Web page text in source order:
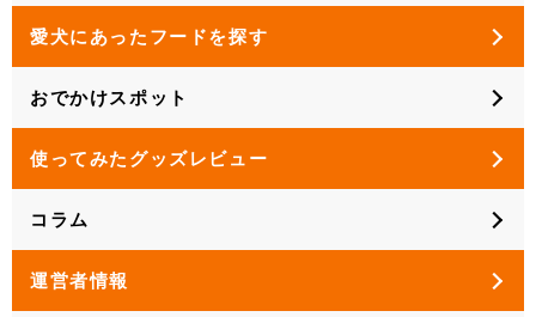
愛犬にあったフードを探す
おでかけスポット
使ってみたグッズレビュー
コラム
運営者情報